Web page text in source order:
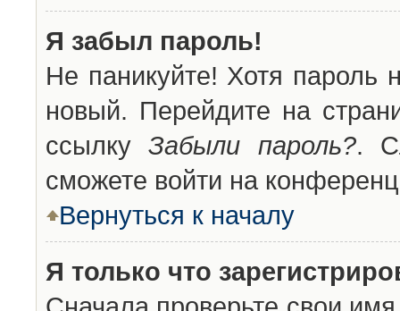
Я забыл пароль!
Не паникуйте! Хотя пароль
новый. Перейдите на
ссылкуЗабыли пароль?.
сможете войти на
Вернуться к началу
Я только что